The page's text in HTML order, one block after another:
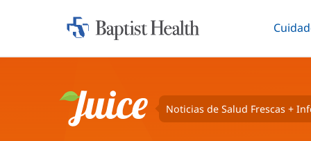
Iniciar:
Juice Noticias de Salud Frescas +